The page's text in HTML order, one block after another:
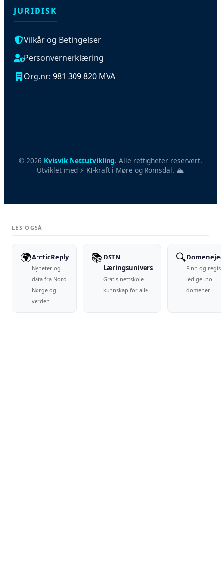
JURIDISK
Vilkår og Betingelser
Personvernerklæring
Org.nr: 981 309 820 MVA
© 2026 Kvisvik Nettutvikling. Alle rettigheter reservert.
Utviklet med ⚡ KI-kraft i Møre og Romsdal. 🏔️
LES OGSÅ
🌍ArcticReply
Nyheter og
data fra Nord-
Norge og
verden
📚DSTN
Læringsunivers
Gratis nettskole —
kunnskap for alle
🔍
Finn og
ledige .no-
domener